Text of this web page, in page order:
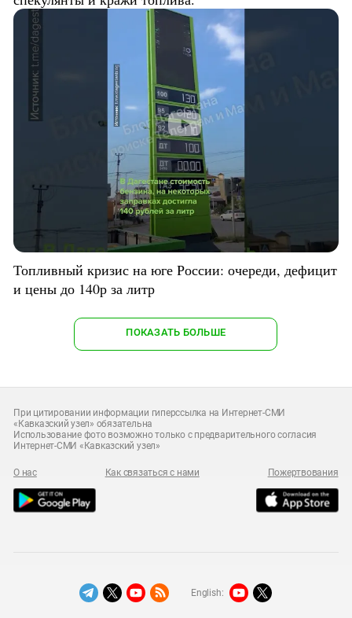
Топливный кризис на юге России: очереди, дефицит
и цены до 140р за литр
ПОКАЗАТЬ БОЛЬШЕ
При цитировании информации гиперссылка на Интернет-СМИ
«Кавказский узел» обязательна
Использование фото возможно только с предварительного согласия
Интернет-СМИ «Кавказский узел»
О нас Как связаться с нами Пожертвования
English: